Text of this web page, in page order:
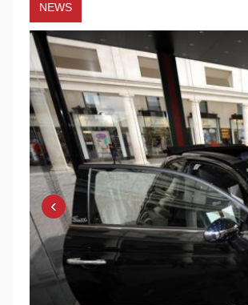
NEWS
‹